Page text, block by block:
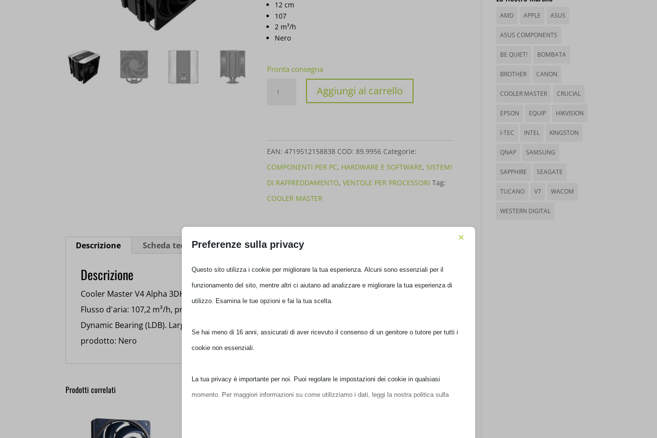
12 cm
107
2 m³/h
Nero
Pronta consegna
ALPHA
3DHP
NERO
MAZ-
217PK-
R1
Aggiungi al carrello
EAN:4719512158838 COD:89.9956 Categorie:
COMPONENTI PER PC,HARDWARE E SOFTWARE,
SISTEMI DI RAFFREDDAMENTO, VENTOLE PER
PROCESSORI Tag:
Descrizione Scheda tecnica Recensioni (0)
Descrizione
Cooler Master V4 Alpha 3DHP Black. Tipo: Raffreddatore d'aria, Diametro del ventilatore: 12 cm,
Flusso d'aria: 107,2 m³/h, pressione dell'aria massima: 2,69 mmH2O, Tipo di cuscinetto: Loop
Dynamic Bearing (LDB). Larghezza: 114 mm, Profondità: 133 mm, Altezza: 161 mm. Colore del
prodotto: Nero
Prodotti correlati
AMD APPLE ASUS
ASUS COMPONENTS
BE QUIET! BOMBATA
BROTHER CANON
COOLER MASTER CRUCIAL
EPSON EQUIP HIKVISION
I-TEC INTEL KINGSTON
QNAP SAMSUNG
SAPPHIRE SEAGATE
TUCANO V7 WACOM
WESTERN DIGITAL
Preferenze sulla privacy
×
Questo sito utilizza i cookie per migliorare la tua esperienza. Alcuni sono essenziali per il
funzionamento del sito, mentre altri ci aiutano ad analizzare e migliorare la tua esperienza di
utilizzo. Esamina le tue opzioni e fai la tua scelta.
Se hai meno di 16 anni, assicurati di aver ricevuto il consenso di un genitore o tutore per tutti i
cookie non essenziali.
La tua privacy è importante per noi. Puoi regolare le impostazioni dei cookie in qualsiasi
momento. Per maggiori informazioni su come utilizziamo i dati, leggi la nostra politica sulla